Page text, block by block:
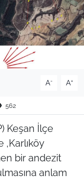
A- A+
562
Keşan İlçe
,Karlıköy
bir andezit
anlam